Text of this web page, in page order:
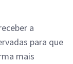
a
para que
mais